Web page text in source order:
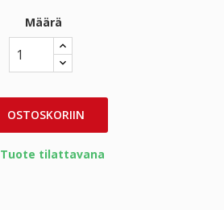
Määrä
OSTOSKORIIN
Tuote tilattavana